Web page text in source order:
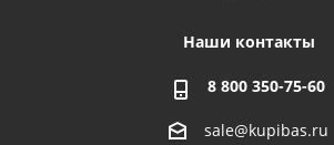
Наши контакты
8 800 350-75-60
sale@kupibas.ru